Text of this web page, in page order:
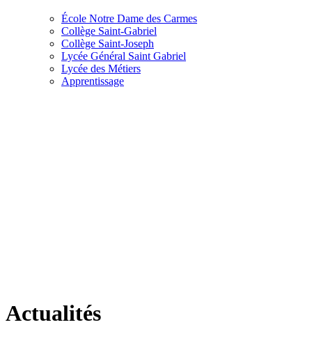
École Notre Dame des Carmes
Collège Saint-Gabriel
Collège Saint-Joseph
Lycée Général Saint Gabriel
Lycée des Métiers
Apprentissage
Actualités